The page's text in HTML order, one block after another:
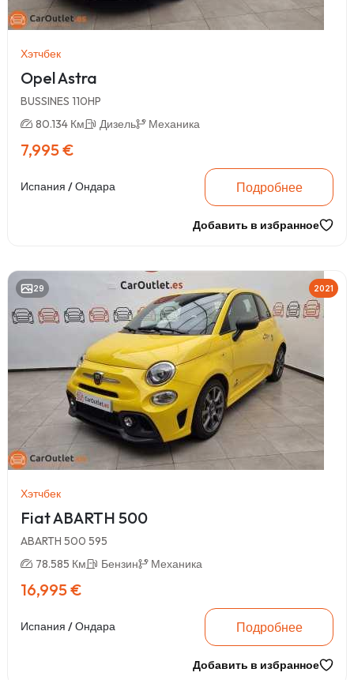
Хэтчбек
Opel Astra
BUSSINES 110HP
80.134 Км
Дизель Механика
7,995 €
Испания / Ондара Подробнее
Добавить в избранное
29 2021
Хэтчбек
Fiat ABARTH 500
ABARTH 500 595
78.585 Км
Бензин Механика
16,995 €
Испания / Ондара Подробнее
Добавить в избранное